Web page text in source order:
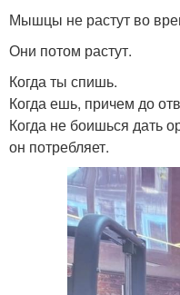
Мышцы не растут во
Они потом растут.
Когда ты спишь.
Когда ешь, причем до
Когда не боишься дать
он потребляет.